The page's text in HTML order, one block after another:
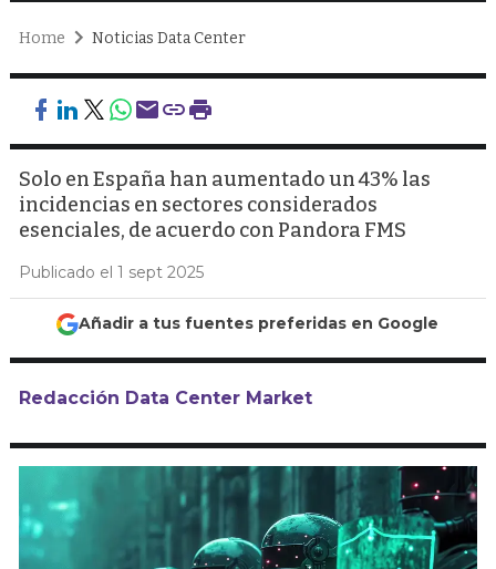
Home Noticias Data Center
Solo en España han aumentado un 43% las
incidencias en sectores considerados
esenciales, de acuerdo con Pandora FMS
Publicado el 1 sept 2025
Añadir a tus fuentes preferidas en Google
Redacción Data Center Market